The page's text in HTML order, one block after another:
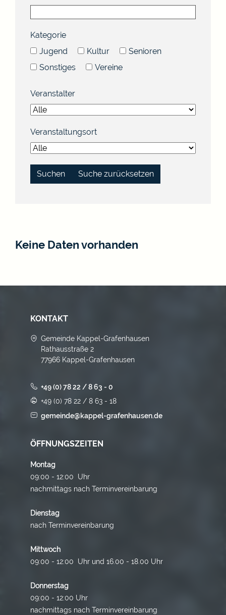
Kategorie
Jugend
Kultur
Senioren
Sonstiges
Vereine
Veranstalter
Veranstaltungsort
Suche zurücksetzen
Keine Daten vorhanden
KONTAKT
Gemeinde Kappel-Grafenhausen
Rathausstraße 2
77966 Kappel-Grafenhausen
+49 (0) 78 22 / 8 63 - 0
+49 (0) 78 22 / 8 63 - 18
gemeinde@kappel-grafenhausen.de
ÖFFNUNGSZEITEN
Montag
09:00 - 12:00 Uhr
nachmittags nach Terminvereinbarung
Dienstag
nach Terminvereinbarung
Mittwoch
09:00 - 12:00 Uhr und 16.00 - 18.00 Uhr
Donnerstag
09:00 - 12:00 Uhr
nachmittags nach Terminvereinbarung